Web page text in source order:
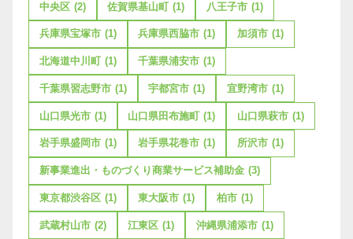
中央区 (2) 佐賀県基山町 (1) 八王子市 (1)
兵庫県宝塚市 (1) 兵庫県西脇市 (1) 加須市 (1)
北海道中川町 (1) 千葉県浦安市 (1)
千葉県習志野市 (1) 宇都宮市 (1) 宜野湾市 (1)
山口県光市 (1) 山口県田布施町 (1) 山口県萩市 (1)
岩手県盛岡市 (1) 岩手県花巻市 (1) 所沢市 (1)
新事業進出・ものづくり商業サービス補助金 (3)
東京都渋谷区 (1) 東大阪市 (1) 柏市 (1)
武蔵村山市 (2) 江東区 (1) 沖縄県浦添市 (1)